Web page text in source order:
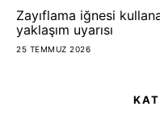
Zayıflama iğnesi
yaklaşım uyarısı
25 TEMMUZ 2026